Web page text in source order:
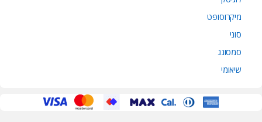
מיקרוסופט
סוני
סמסונג
שיאומי